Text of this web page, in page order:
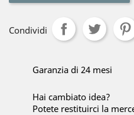
Condividi
Garanzia di 24 mesi
Hai cambiato idea?
Potete restituirci la